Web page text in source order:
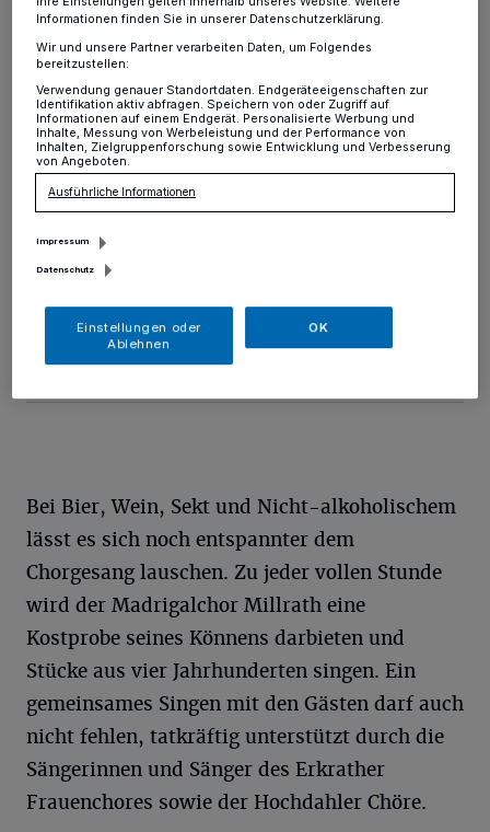
Hochdahl·Am 25. Mai ist es wieder so weit. Dann
begeht der Madrigalchor Millrath sein allseits beliebtes
Brunnenfest. Auf dem Schulhof der Alten Schule
Millrath an der Ecke Dorfstraße/Schulstraße darf ab 12
Uhr gefeiert und gesungen werden. Wie immer dürfen
Grillwürstchen, pikante Häppchen sowie Kaffee und
Kuchen nicht fehlen. Auch das Getränkeangebot kann
sich sehen lassen.
06.05.2024 , 16:02 Uhr Eine Minute Lesezeit
Bei Bier, Wein, Sekt und Nicht-alkoholischem
lässt es sich noch entspannter dem
Chorgesang lauschen. Zu jeder vollen Stunde
wird der Madrigalchor Millrath eine
Kostprobe seines Könnens darbieten und
Stücke aus vier Jahrhunderten singen. Ein
gemeinsames Singen mit den Gästen darf auch
nicht fehlen, tatkräftig unterstützt durch die
Sängerinnen und Sänger des Erkrather
Frauenchores sowie der Hochdahler Chöre.
Informationen finden Sie in unserer Datenschutzerklärung.
Wir und unsere Partner verarbeiten Daten, um Folgendes
bereitzustellen:
Verwendung genauer Standortdaten. Endgeräteeigenschaften zur
Identifikation aktiv abfragen. Speichern von oder Zugriff auf
Informationen auf einem Endgerät. Personalisierte Werbung und
Inhalte, Messung von Werbeleistung und der Performance von
Inhalten, Zielgruppenforschung sowie Entwicklung und Verbesserung
von Angeboten.
Ausführliche Informationen
Impressum
Datenschutz
Einstellungen oder
Ablehnen
OK